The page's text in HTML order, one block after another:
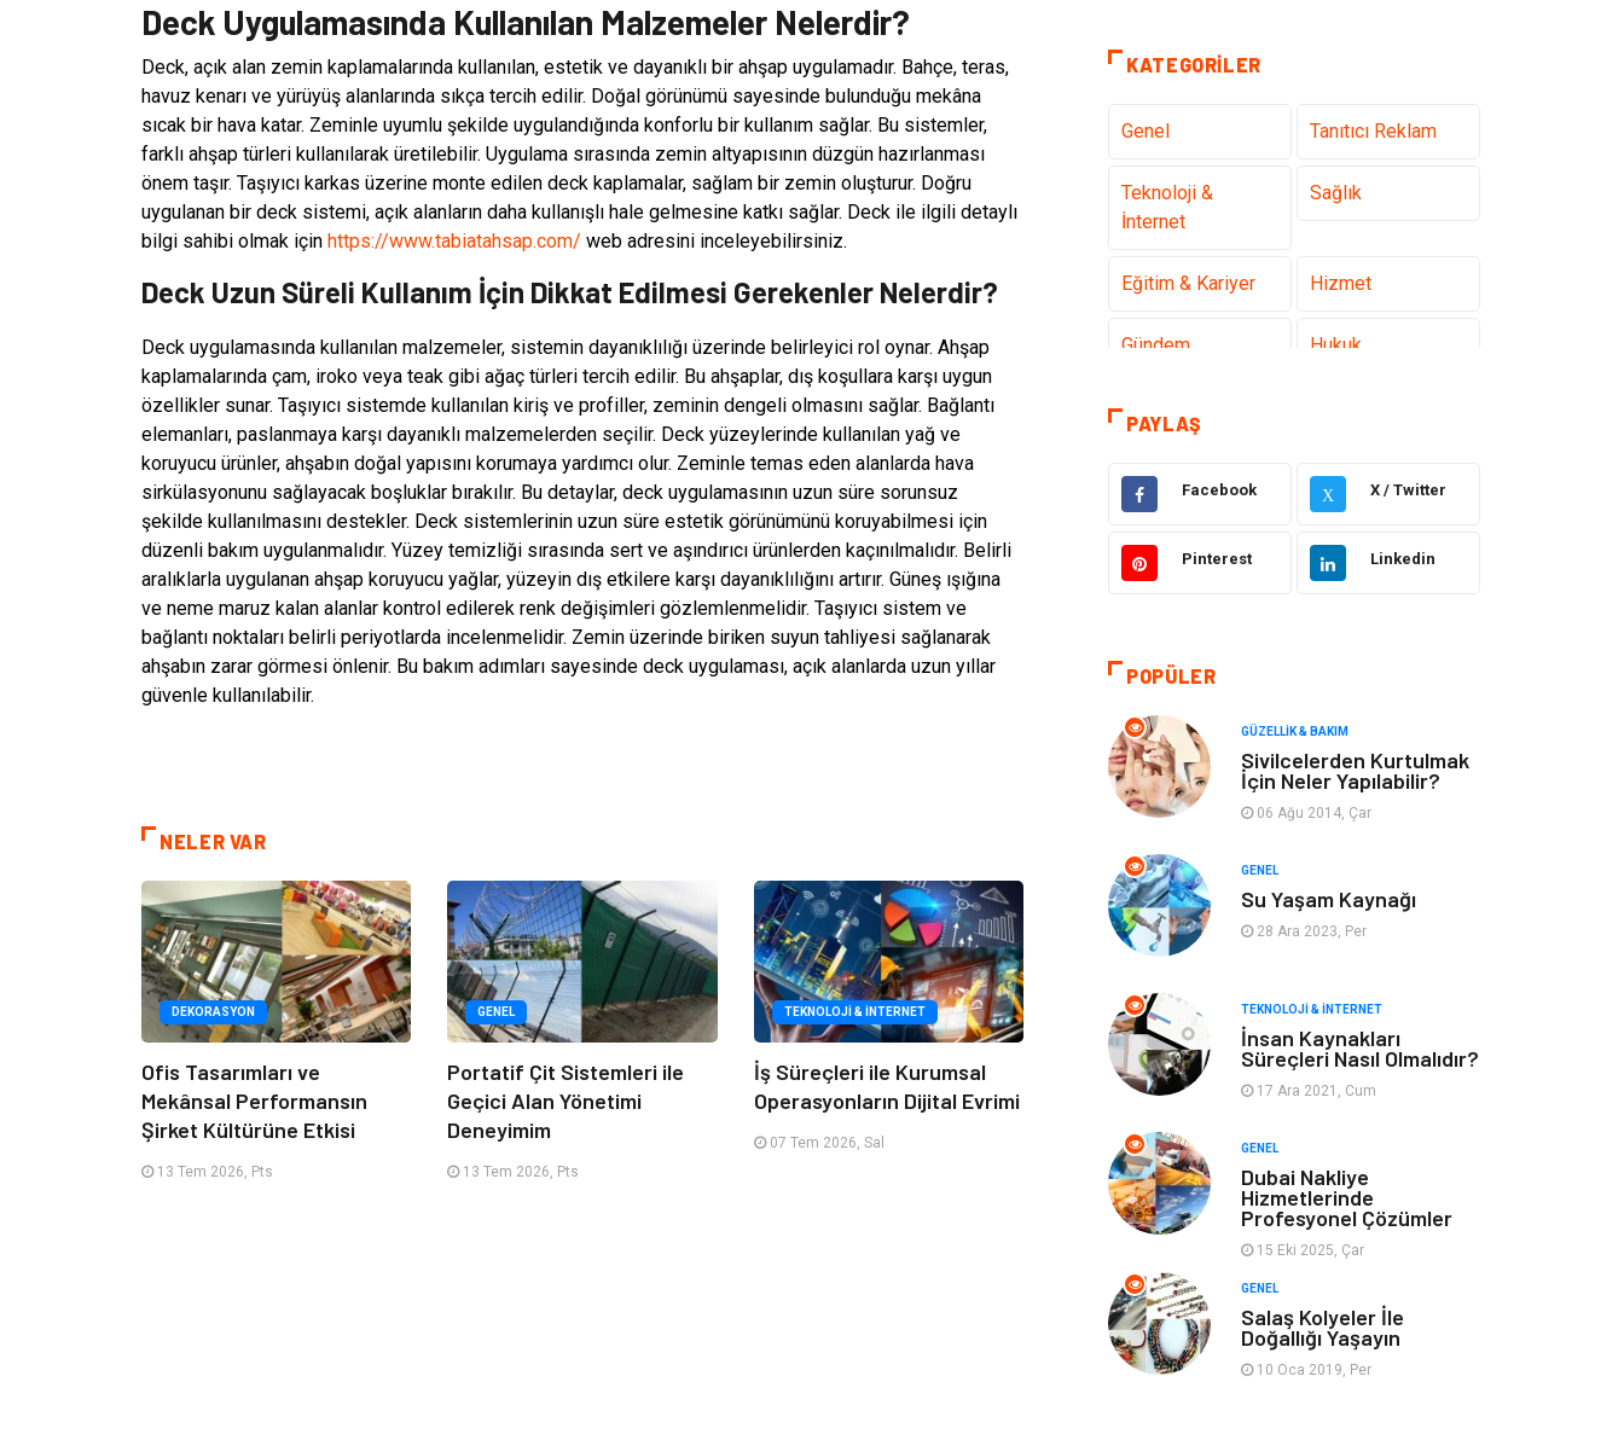
Deck Uygulamasında Kullanılan Malzemeler Nelerdir?
Deck, açık alan zemin kaplamalarında kullanılan, estetik ve dayanıklı bir ahşap uygulamadır. Bahçe, teras,
havuz kenarı ve yürüyüş alanlarında sıkça tercih edilir. Doğal görünümü sayesinde bulunduğu mekâna
sıcak bir hava katar. Zeminle uyumlu şekilde uygulandığında konforlu bir kullanım sağlar. Bu sistemler,
farklı ahşap türleri kullanılarak üretilebilir. Uygulama sırasında zemin altyapısının düzgün hazırlanması
önem taşır. Taşıyıcı karkas üzerine monte edilen deck kaplamalar, sağlam bir zemin oluşturur. Doğru
uygulanan bir deck sistemi, açık alanların daha kullanışlı hale gelmesine katkı sağlar. Deck ile ilgili detaylı
bilgi sahibi olmak için https://www.tabiatahsap.com/ web adresini inceleyebilirsiniz.
Deck Uzun Süreli Kullanım İçin Dikkat Edilmesi Gerekenler Nelerdir?
Deck uygulamasında kullanılan malzemeler, sistemin dayanıklılığı üzerinde belirleyici rol oynar. Ahşap
kaplamalarında çam, iroko veya teak gibi ağaç türleri tercih edilir. Bu ahşaplar, dış koşullara karşı uygun
özellikler sunar. Taşıyıcı sistemde kullanılan kiriş ve profiller, zeminin dengeli olmasını sağlar. Bağlantı
elemanları, paslanmaya karşı dayanıklı malzemelerden seçilir. Deck yüzeylerinde kullanılan yağ ve
koruyucu ürünler, ahşabın doğal yapısını korumaya yardımcı olur. Zeminle temas eden alanlarda hava
sirkülasyonunu sağlayacak boşluklar bırakılır. Bu detaylar, deck uygulamasının uzun süre sorunsuz
şekilde kullanılmasını destekler. Deck sistemlerinin uzun süre estetik görünümünü koruyabilmesi için
düzenli bakım uygulanmalıdır. Yüzey temizliği sırasında sert ve aşındırıcı ürünlerden kaçınılmalıdır. Belirli
aralıklarla uygulanan ahşap koruyucu yağlar, yüzeyin dış etkilere karşı dayanıklılığını artırır. Güneş ışığına
ve neme maruz kalan alanlar kontrol edilerek renk değişimleri gözlemlenmelidir. Taşıyıcı sistem ve
bağlantı noktaları belirli periyotlarda incelenmelidir. Zemin üzerinde biriken suyun tahliyesi sağlanarak
ahşabın zarar görmesi önlenir. Bu bakım adımları sayesinde deck uygulaması, açık alanlarda uzun yıllar
güvenle kullanılabilir.
NELER VAR
DEKORASYON
Ofis Tasarımları ve
Mekânsal Performansın
Şirket Kültürüne Etkisi
13 Tem 2026, Pts
GENEL
Portatif Çit Sistemleri ile
Geçici Alan Yönetimi
Deneyimim
13 Tem 2026, Pts
TEKNOLOJI & İNTERNET
İş Süreçleri ile Kurumsal
Operasyonların Dijital Evrimi
07 Tem 2026, Sal
KATEGORILER
Genel Tanıtıcı Reklam
Teknoloji &
İnternet
Sağlık
Eğitim & Kariyer Hizmet
Gündem Hukuk
Moda
Yazılım
Giyim
Yeme & İçme Gıda
Keyif & Hobi Organizasyon
Müzik
Gayrimenkul Spor
Finans& Ekonomi
Genel Kültür Emlak
Mobilya göz sağlığı
Astroloji Sigorta
Cam
Bebek Giyim Veteriner
PAYLAŞ
Facebook X X / Twitter
Pinterest Linkedin
POPÜLER
GÜZELLIK & BAKIM
Sivilcelerden Kurtulmak
İçin Neler Yapılabilir?
06 Ağu 2014, Çar
GENEL
Su Yaşam Kaynağı
28 Ara 2023, Per
TEKNOLOJI & İNTERNET
İnsan Kaynakları
Süreçleri Nasıl Olmalıdır?
17 Ara 2021, Cum
GENEL
Dubai Nakliye
Hizmetlerinde
Profesyonel Çözümler
15 Eki 2025, Çar
GENEL
Salaş Kolyeler İle
Doğallığı Yaşayın
10 Oca 2019, Per